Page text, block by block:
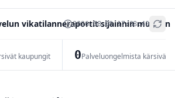
vikatilanneraportit sijainnin mukaan
2026-08-08 17:38:40
kaupungit 0Palveluongelmista kärsivät
+